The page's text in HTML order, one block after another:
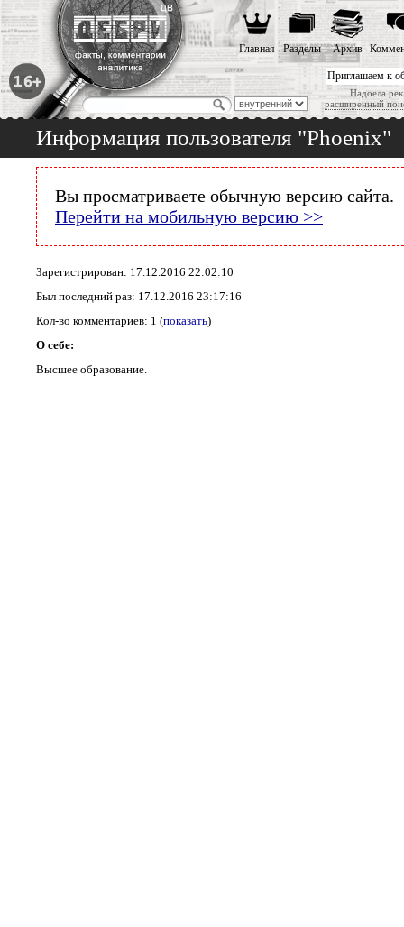
Приглашаем к
Надоела
расширенный
Главная Разделы Архив
Информация пользователя "Phoenix"
Вы просматриваете обычную версию сайта.
Перейти на мобильную версию >>
Зарегистрирован: 17.12.2016 22:02:10
Был последний раз: 17.12.2016 23:17:16
Кол-во комментариев: 1 (показать)
О себе:
Высшее образование.